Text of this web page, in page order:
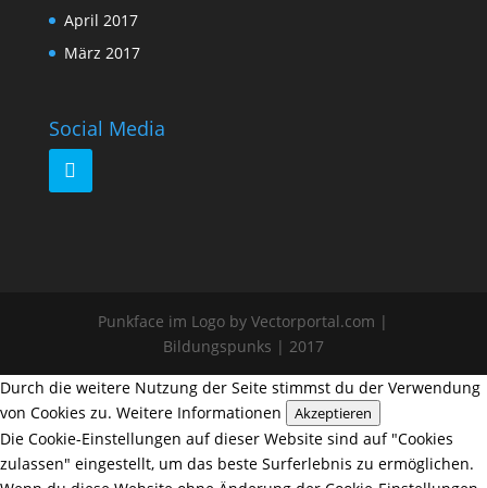
April 2017
März 2017
Social Media
Punkface im Logo by Vectorportal.com |
Bildungspunks | 2017
Durch die weitere Nutzung der Seite stimmst du der Verwendung
von Cookies zu. Weitere Informationen Akzeptieren
Die Cookie-Einstellungen auf dieser Website sind auf "Cookies
zulassen" eingestellt, um das beste Surferlebnis zu ermöglichen.